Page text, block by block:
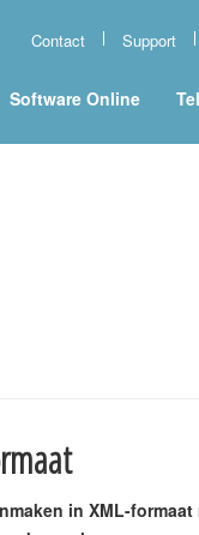
Software Online
Support
Contact
in XML-